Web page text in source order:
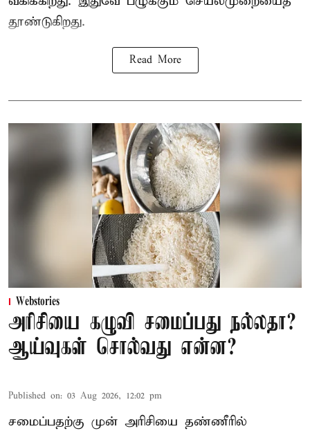
தூண்டுகிறது.
Read More
Webstories
அரிசியை கழுவி சமைப்பது நல்லதா?
ஆய்வுகள் சொல்வது என்ன?
Published on: 03 Aug 2026, 12:02 pm
சமைப்பதற்கு முன் அரிசியை தண்ணீரில்